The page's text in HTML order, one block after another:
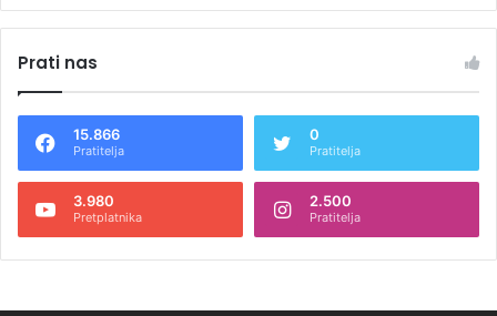
Prati nas
15.866
Pratitelja
0
Pratitelja
3.980
Pretplatnika
2.500
Pratitelja